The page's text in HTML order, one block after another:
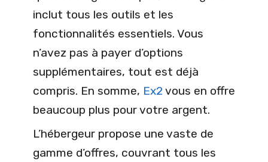
inclut tous les outils et les
fonctionnalités essentiels. Vous
n’avez pas à payer d’options
supplémentaires, tout est déjà
compris. En somme, Ex2 vous en offre
beaucoup plus pour votre argent.
L’hébergeur propose une vaste de
gamme d’offres, couvrant tous les